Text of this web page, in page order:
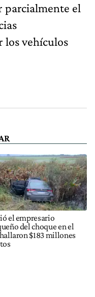
parcialmente el
los vehículos
el empresario
del choque en el
$183 millones